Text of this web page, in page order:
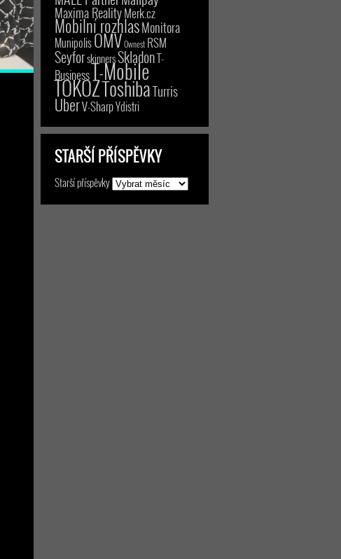
Maxima RealityMerk.cz
Mobilní rozhlasMonitora
MunipolisOMVOwnest RSM
SeyforskinnersSkladonT-
BusinessT-Mobile
TOKOZToshibaTurris
UberV-SharpYdistri
STARŠÍ PŘÍSPĚVKY
Starší příspěvky